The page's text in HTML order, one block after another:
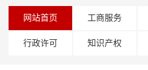
网站首页 工商服务
行政许可 知识产权